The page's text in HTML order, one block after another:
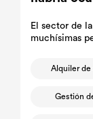
El sector de
muchísimas
Alquiler de
Gestión